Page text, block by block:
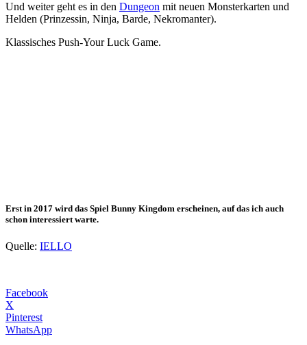
Und weiter geht es in den Dungeon mit neuen Monsterkarten und
Helden (Prinzessin, Ninja, Barde, Nekromanter).
Klassisches Push-Your Luck Game.
Erst in 2017 wird das Spiel Bunny Kingdom erscheinen, auf das ich auch
schon interessiert warte.
Quelle: IELLO
Facebook
X
Pinterest
WhatsApp